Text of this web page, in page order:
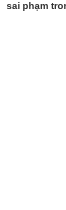
sai phạm